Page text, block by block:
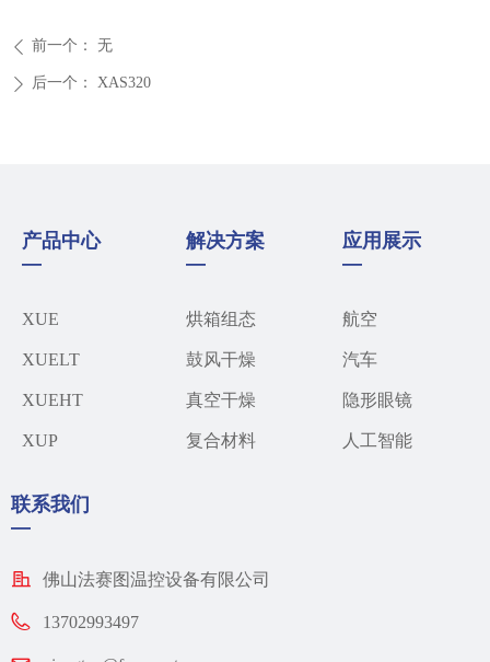
ꄴ 前一个： 无
ꄲ 后一个： XAS320
联系我们
—
佛山法赛图温控设备有限公司
13702993497
产品中心
—
XUE
XUELT
XUEHT
XUP
解决方案
—
烘箱组态
鼓风干燥
真空干燥
复合材料
应用展示
—
航空
汽车​
隐形眼镜
人工智能